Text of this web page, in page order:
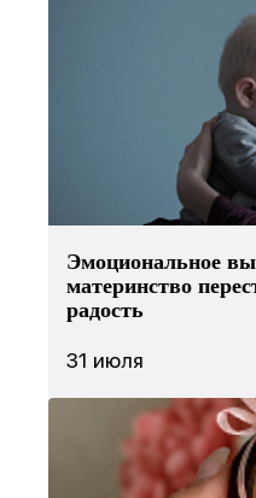
Эмоциональное
материнство
радость
31 июля